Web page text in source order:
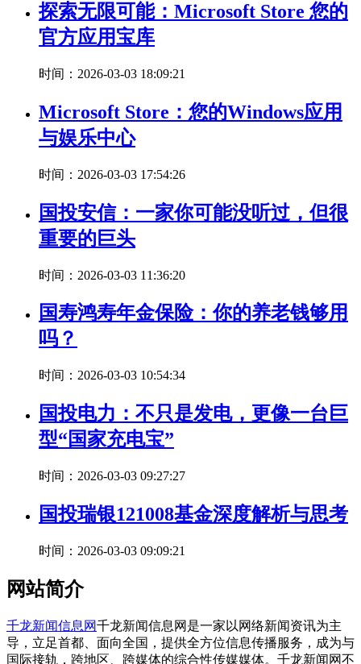
探索无限可能：Microsoft Store 您的
官方应用宝库
时间：2026-03-03 18:09:21
Microsoft Store：您的Windows应用
与娱乐中心
时间：2026-03-03 17:54:26
国投安信：一家你可能没听过，但很
重要的巨头
时间：2026-03-03 11:36:20
国寿鸿寿年金保险：你的养老钱够用
吗？
时间：2026-03-03 10:54:34
国投电力：不只是发电，更像一台巨
型“国家充电宝”
时间：2026-03-03 09:27:27
国投瑞银121008基金深度解析与思考
时间：2026-03-03 09:09:21
网站简介
千龙新闻信息网千龙新闻信息网是一家以网络新闻资讯为主
导，立足首都、面向全国，提供全方位信息传播服务，成为与
国际接轨，跨地区、跨媒体的综合性传媒媒体。千龙新闻网不